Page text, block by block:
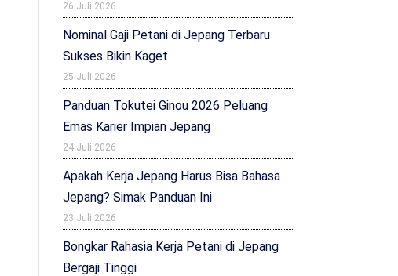
26 Juli 2026
Nominal Gaji Petani di Jepang Terbaru
Sukses Bikin Kaget
25 Juli 2026
Panduan Tokutei Ginou 2026 Peluang
Emas Karier Impian Jepang
24 Juli 2026
Apakah Kerja Jepang Harus Bisa Bahasa
Jepang? Simak Panduan Ini
23 Juli 2026
Bongkar Rahasia Kerja Petani di Jepang
Bergaji Tinggi